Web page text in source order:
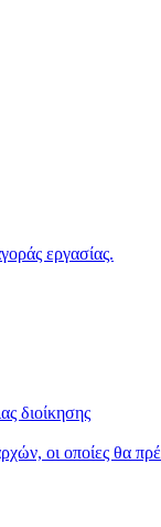
εργασίας.
διοίκησης
οι οποίες θα